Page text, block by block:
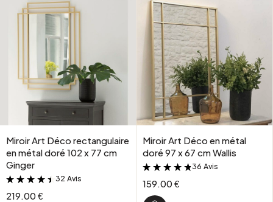
Miroir Art Déco rectangulaire
en métal doré 102 x 77 cm
Ginger
&
32 Avis
219.00 €
Miroir Art Déco en métal
doré 97 x 67 cm Wallis
&
36 Avis
159.00 €